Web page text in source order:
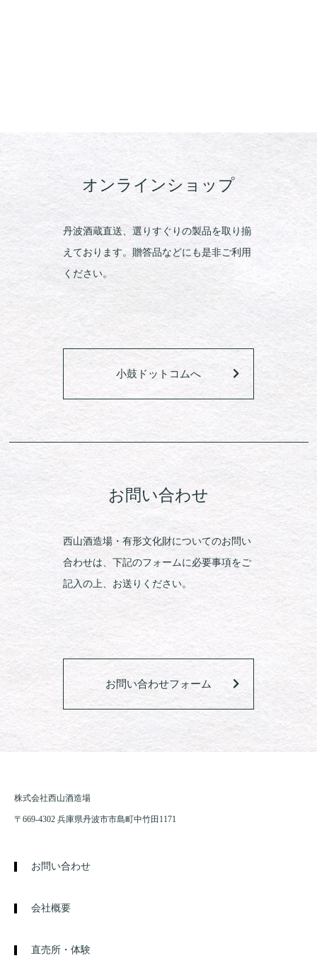
オンラインショップ
丹波酒蔵直送、選りすぐりの製品を取り揃
えております。贈答品などにも是非ご利用
ください。
小鼓ドットコムへ
お問い合わせ
西山酒造場・有形文化財についてのお問い
合わせは、下記のフォームに必要事項をご
記入の上、お送りください。
お問い合わせフォーム
株式会社西山酒造場
〒669-4302 兵庫県丹波市市島町中竹田1171
お問い合わせ
会社概要
直売所・体験